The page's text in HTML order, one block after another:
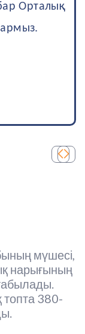
жауап
мүшесі,
нарығының
380-